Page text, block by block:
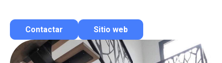
Contactar
Contactar por correo
Sitio web